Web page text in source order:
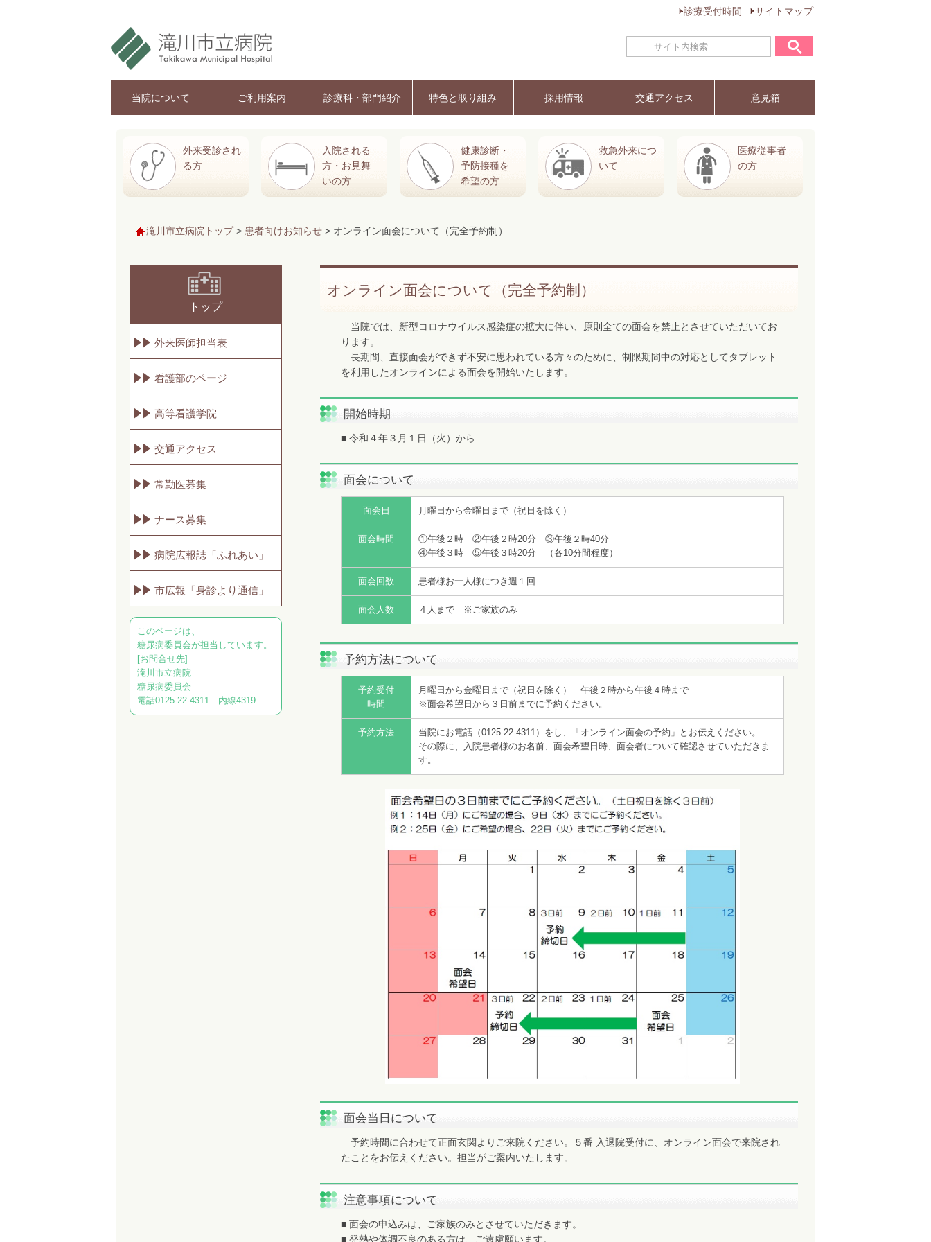
診療受付時間 サイトマップ
当院について ご利用案内 診療科・部門紹介 特色と取り組み 採用情報 交通アクセス 意見箱
外来受診され
る方
入院される
方・お見舞
いの方
健康診断・
予防接種を
希望の方
救急外来につ
いて
医療従事者
の方
滝川市立病院トップ> 患者向けお知らせ > オンライン面会について（完全予約制）
トップ
外来医師担当表
看護部のページ
高等看護学院
交通アクセス
常勤医募集
ナース募集
病院広報誌「ふれあい」
市広報「身診より通信」
このページは、
糖尿病委員会が担当しています。
[お問合せ先]
滝川市立病院
糖尿病委員会
電話0125-22-4311 内線4319
オンライン面会について（完全予約制）
当院では、新型コロナウイルス感染症の拡大に伴い、原則全ての面会を禁止とさせていただいてお
ります。
長期間、直接面会ができず不安に思われている方々のために、制限期間中の対応としてタブレット
を利用したオンラインによる面会を開始いたします。
開始時期
■ 令和４年３月１日（火）から
面会について
面会日 月曜日から金曜日まで（祝日を除く）
面会時間
①午後２時 ②午後２時20分 ③午後２時40分
④午後３時 ⑤午後３時20分 （各10分間程度）
面会回数 患者様お一人様につき週１回
面会人数 ４人まで ※ご家族のみ
予約方法について
予約受付
時間
月曜日から金曜日まで（祝日を除く） 午後２時から午後４時まで
※面会希望日から３日前までに予約ください。
予約方法
当院にお電話（0125-22-4311）をし、「オンライン面会の予約」とお伝えください。
その際に、入院患者様のお名前、面会希望日時、面会者について確認させていただきま
す。
面会当日について
予約時間に合わせて正面玄関よりご来院ください。５番 入退院受付に、オンライン面会で来院され
たことをお伝えください。担当がご案内いたします。
注意事項について
■ 面会の申込みは、ご家族のみとさせていただきます。
■ 発熱や体調不良のある方は、ご遠慮願います。